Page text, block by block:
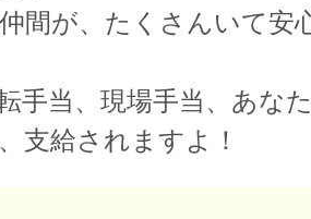
間が、たくさんいて安
手当、現場手当、あな
支給されますよ！